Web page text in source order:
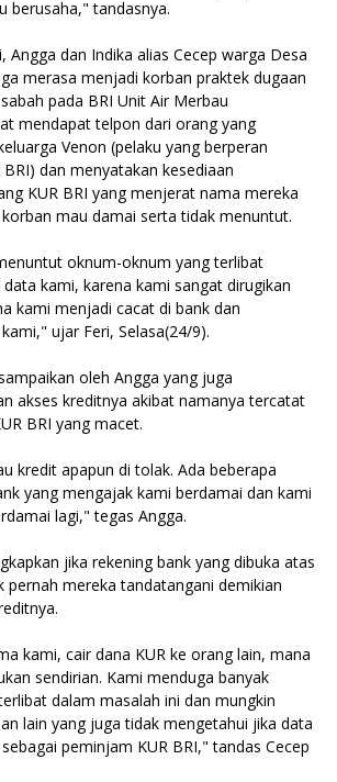
berusaha," tandasnya.
Angga dan Indika alias Cecep warga Desa
merasa menjadi korban praktek dugaan
pada BRI Unit Air Merbau
mendapat telpon dari orang yang
Venon (pelaku yang berperan
dan menyatakan kesediaan
KUR BRI yang menjerat nama mereka
mau damai serta tidak menuntut.
oknum-oknum yang terlibat
kami, karena kami sangat dirugikan
kami menjadi cacat di bank dan
ujar Feri, Selasa(24/9).
oleh Angga yang juga
akses kreditnya akibat namanya tercatat
BRI yang macet.
kredit apapun di tolak. Ada beberapa
yang mengajak kami berdamai dan kami
lagi," tegas Angga.
jika rekening bank yang dibuka atas
pernah mereka tandatangani demikian
kami, cair dana KUR ke orang lain, mana
sendirian. Kami menduga banyak
dalam masalah ini dan mungkin
lain yang juga tidak mengetahui jika data
peminjam KUR BRI," tandas Cecep